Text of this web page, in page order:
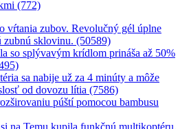
(772)
vŕtania zubov. Revolučný gél úplne
zubnú sklovinu. (50589)
so splývavým krídlom prináša až 50%
sa nabije už za 4 minúty a môže
od dovozu lítia (7586)
púští pomocou bambusu
na Temu kupila funkčnú multikoptéru.